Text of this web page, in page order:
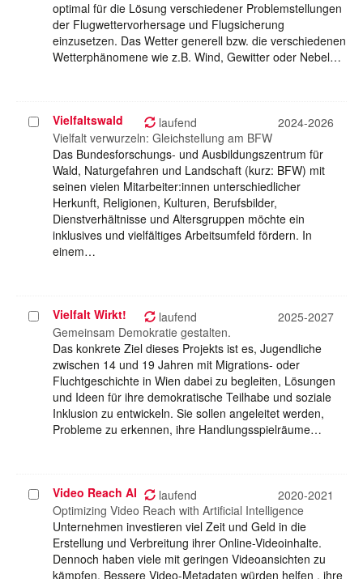
optimal für die Lösung verschiedener Problemstellungen
der Flugwettervorhersage und Flugsicherung
einzusetzen. Das Wetter generell bzw. die verschiedenen
Wetterphänomene wie z.B. Wind, Gewitter oder Nebel…
Projekt
auswählen
Vielfaltswald laufend
2024-2026
Vielfalt verwurzeln: Gleichstellung am BFW
Das Bundesforschungs- und Ausbildungszentrum für
Wald, Naturgefahren und Landschaft (kurz: BFW) mit
seinen vielen Mitarbeiter:innen unterschiedlicher
Herkunft, Religionen, Kulturen, Berufsbilder,
Dienstverhältnisse und Altersgruppen möchte ein
inklusives und vielfältiges Arbeitsumfeld fördern. In
einem…
Projekt
auswählen
Vielfalt Wirkt! laufend
2025-2027
Gemeinsam Demokratie gestalten.
Das konkrete Ziel dieses Projekts ist es, Jugendliche
zwischen 14 und 19 Jahren mit Migrations- oder
Fluchtgeschichte in Wien dabei zu begleiten, Lösungen
und Ideen für ihre demokratische Teilhabe und soziale
Inklusion zu entwickeln. Sie sollen angeleitet werden,
Probleme zu erkennen, ihre Handlungsspielräume…
Projekt
auswählen
Video Reach AI laufend
2020-2021
Optimizing Video Reach with Artificial Intelligence
Unternehmen investieren viel Zeit und Geld in die
Erstellung und Verbreitung ihrer Online-Videoinhalte.
Dennoch haben viele mit geringen Videoansichten zu
kämpfen. Bessere Video-Metadaten würden helfen , ihre